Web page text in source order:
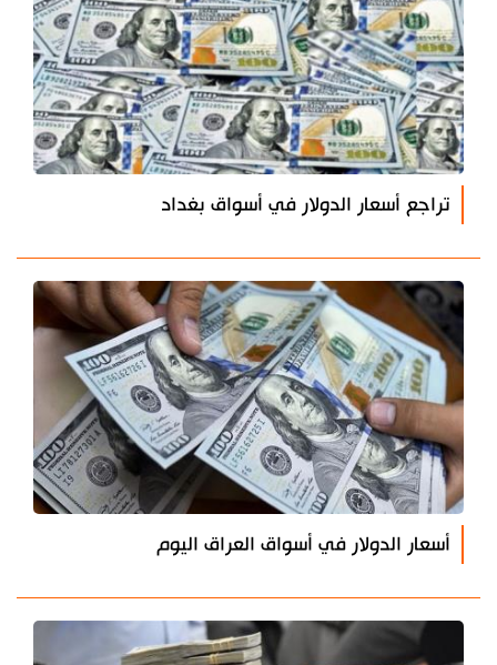
تراجع أسعار الدولار في أسواق بغداد
أسعار الدولار في أسواق العراق اليوم